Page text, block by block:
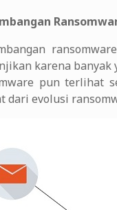
karena banyak
pun terlihat
dari evolusi